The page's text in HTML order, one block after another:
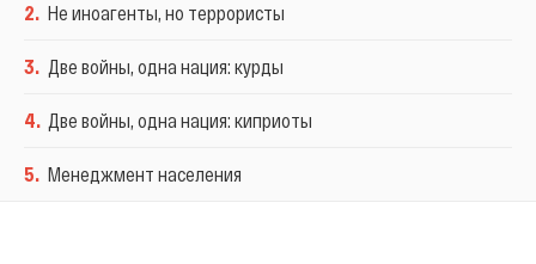
2. Не иноагенты, но террористы
3. Две войны, одна нация: курды
4. Две войны, одна нация: киприоты
5. Менеджмент населения